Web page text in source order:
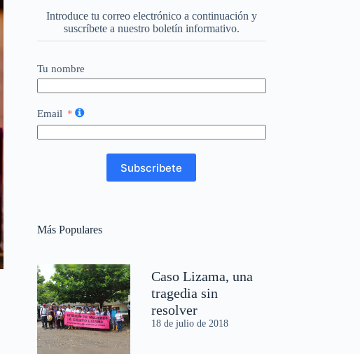
Introduce tu correo electrónico a continuación y
suscríbete a nuestro boletín informativo.
Tu nombre
Email
Subscribete
Más Populares
Caso Lizama, una
tragedia sin
resolver
18 de julio de 2018